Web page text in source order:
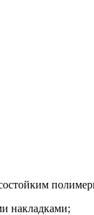
накладками;